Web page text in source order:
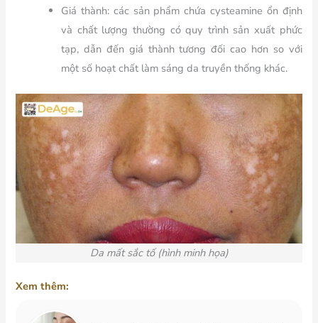
Giá thành: các sản phẩm chứa cysteamine ổn định
và chất lượng thường có quy trình sản xuất phức
tạp, dẫn đến giá thành tương đối cao hơn so với
một số hoạt chất làm sáng da truyền thống khác.
Da mất sắc tố (hình minh họa)
Xem thêm: